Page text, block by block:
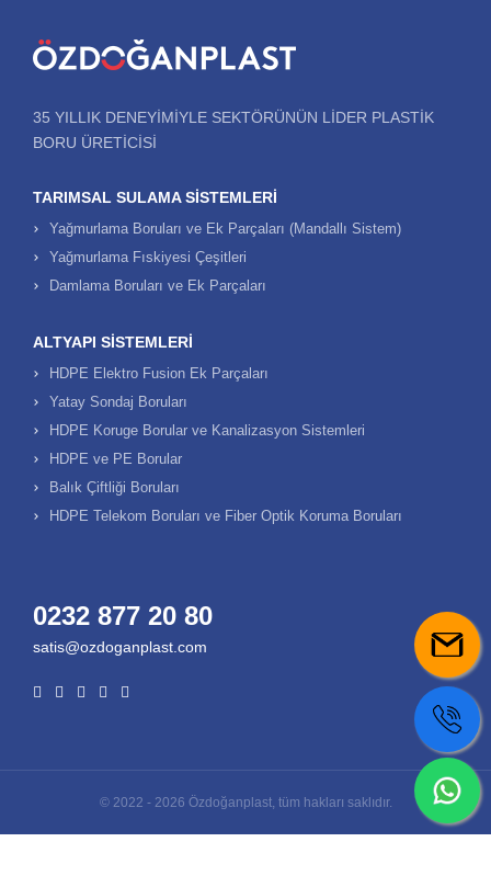
35 YILLIK DENEYIMIYLE SEKTÖRÜNÜN LIDER PLASTIK
BORU ÜRETICISI
TARIMSAL SULAMA SISTEMLERI
Yağmurlama Boruları ve Ek Parçaları (Mandallı Sistem)
Yağmurlama Fıskiyesi Çeşitleri
Damlama Boruları ve Ek Parçaları
ALTYAPI SISTEMLERI
HDPE Elektro Fusion Ek Parçaları
Yatay Sondaj Boruları
HDPE Koruge Borular ve Kanalizasyon Sistemleri
HDPE ve PE Borular
Balık Çiftliği Boruları
HDPE Telekom Boruları ve Fiber Optik Koruma Boruları
0232 877 20 80
satis@ozdoganplast.com
© 2022 - 2026 Özdoğanplast, tüm hakları saklıdır.